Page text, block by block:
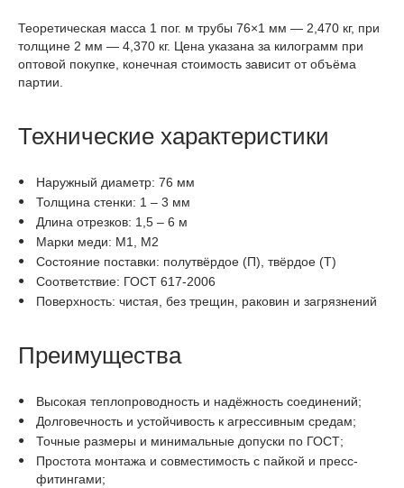
Теоретическая масса 1 пог. м трубы 76×1 мм — 2,470 кг, при
толщине 2 мм — 4,370 кг. Цена указана за килограмм при
оптовой покупке, конечная стоимость зависит от объёма
партии.
Технические характеристики
Наружный диаметр: 76 мм
Толщина стенки: 1 – 3 мм
Длина отрезков: 1,5 – 6 м
Марки меди: М1, М2
Состояние поставки: полутвёрдое (П), твёрдое (Т)
Соответствие: ГОСТ 617-2006
Поверхность: чистая, без трещин, раковин и загрязнений
Преимущества
Высокая теплопроводность и надёжность соединений;
Долговечность и устойчивость к агрессивным средам;
Точные размеры и минимальные допуски по ГОСТ;
Простота монтажа и совместимость с пайкой и пресс-
фитингами;